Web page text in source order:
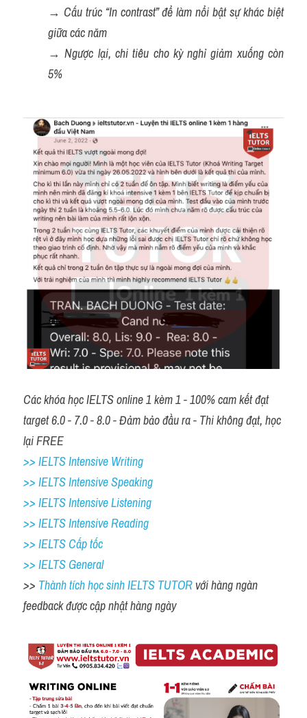
→ Cấu trúc “In contrast” để làm nổi bật sự khác biệt
giữa các năm
→ Ngược lại, chi tiêu cho kỳ nghỉ giảm xuống còn
5%
Các khóa học IELTS online 1 kèm 1 - 100% cam kết đạt
target 6.0 - 7.0 - 8.0 - Đảm bảo đầu ra - Thi không đạt, học
lại FREE
>> IELTS Intensive Writing
>> IELTS Intensive Speaking
>> IELTS Intensive Listening
>> IELTS Intensive Reading
>> IELTS Cấp tốc
>> IELTS General
>> Thành tích học sinh IELTS TUTOR với hàng ngàn
feedback được cập nhật hàng ngày